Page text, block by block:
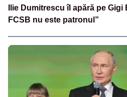
Ilie Dumitrescu îl apără pe
FCSB nu este patronul”